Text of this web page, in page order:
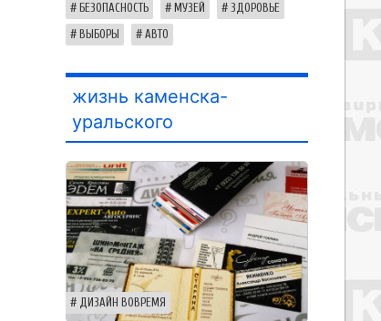
БЕЗОПАСНОСТЬ МУЗЕЙ ЗДОРОВЬЕ
ВЫБОРЫ АВТО
жизнь каменска-
уральского
ДИЗАЙН ВОВРЕМЯ